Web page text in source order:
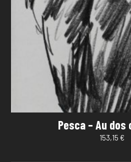
Pesca – Au dos
153,15 €